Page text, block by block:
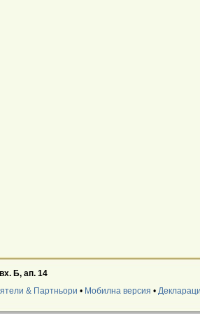
Б, ап. 14
& Партньори • Мобилна версия •